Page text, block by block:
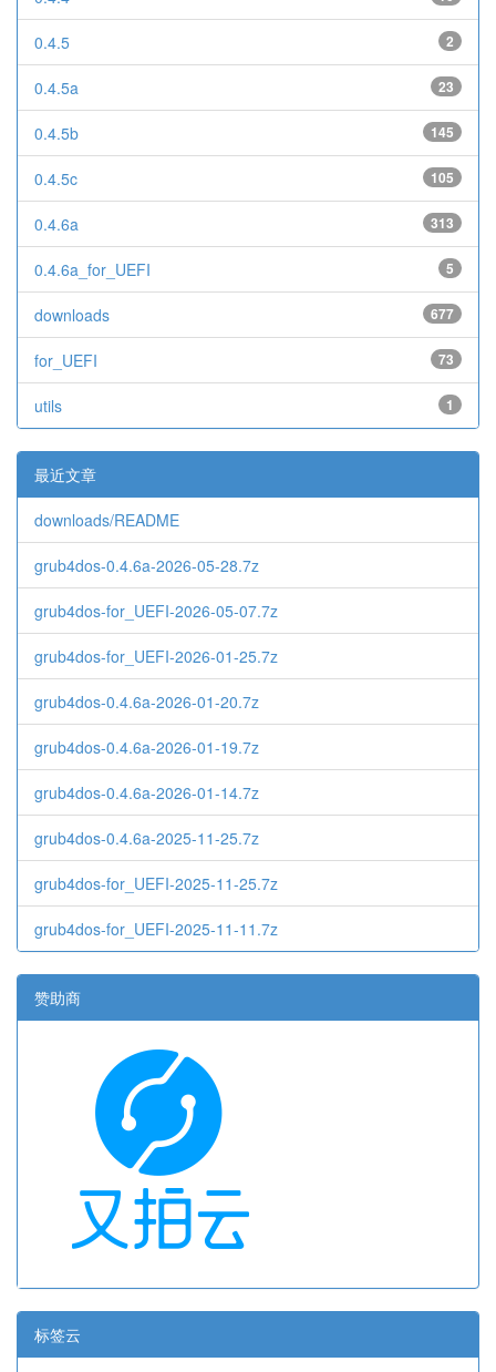
2
0.4.5
23
0.4.5a
145
0.4.5b
105
0.4.5c
313
0.4.6a
5
0.4.6a_for_UEFI
677
downloads
73
for_UEFI
1
utils
最近文章
downloads/README
grub4dos-0.4.6a-2026-05-28.7z
grub4dos-for_UEFI-2026-05-07.7z
grub4dos-for_UEFI-2026-01-25.7z
grub4dos-0.4.6a-2026-01-20.7z
grub4dos-0.4.6a-2026-01-19.7z
grub4dos-0.4.6a-2026-01-14.7z
grub4dos-0.4.6a-2025-11-25.7z
grub4dos-for_UEFI-2025-11-25.7z
grub4dos-for_UEFI-2025-11-11.7z
赞助商
标签云